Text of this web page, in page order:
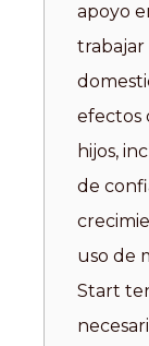
apoyo
trabajar
efectos
hijos,
de
uso de
Start